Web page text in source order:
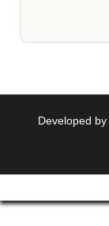
Developed by